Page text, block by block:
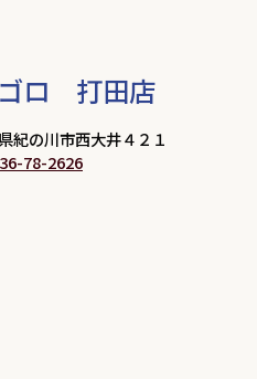
ロ 打田店
の川市西大井４２１
78-2626